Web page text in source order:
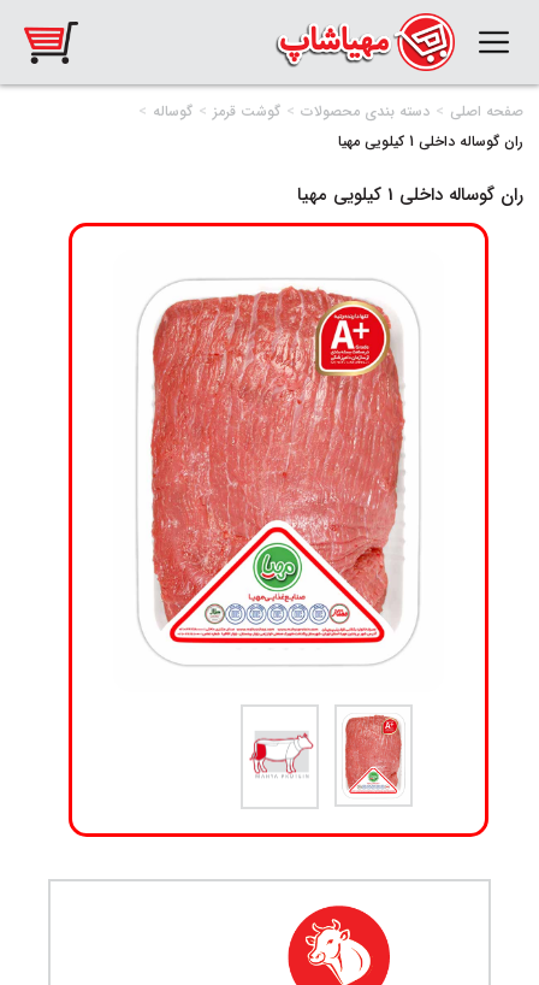
صفحه اصلی دسته بندی محصولات گوشت قرمز
گوساله
ران گوساله داخلی 1 کیلویی مهیا
ران گوساله داخلی 1 کیلویی مهیا